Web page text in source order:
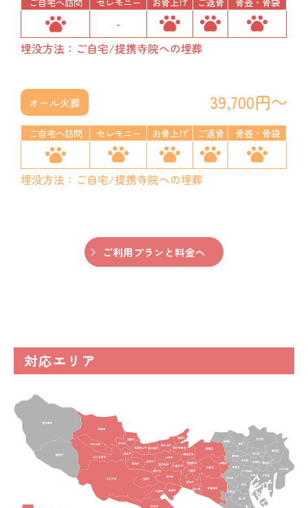
-
埋没方法：ご自宅/提携寺院への埋葬
オール火葬 39,700円～
ご自宅へ訪問 セレモニー お骨上げ ご返骨 骨壺・骨袋
埋没方法：ご自宅/提携寺院への埋葬
ご利用プランと料金へ
対応エリア